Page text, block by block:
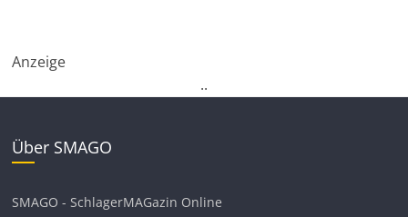
Anzeige
..
Über SMAGO
SMAGO - SchlagerMAGazin Online